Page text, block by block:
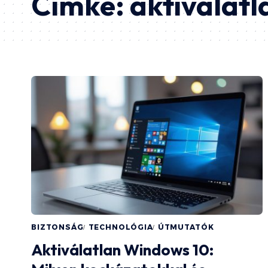
BIZTONSÁG TECHNOLÓGIA ÚTMUTATÓK
Aktiválatlan Windows 10: